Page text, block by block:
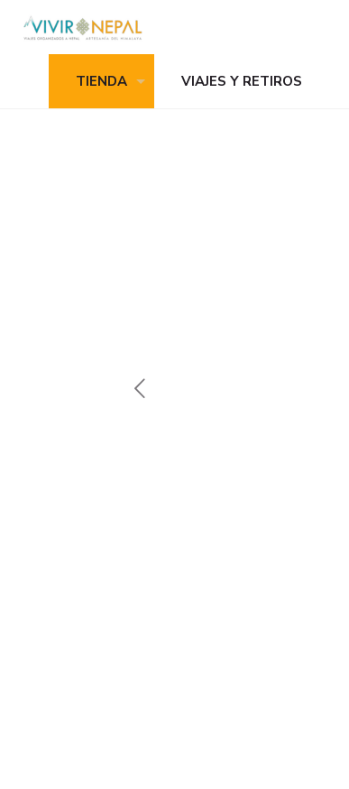
TIENDA VIAJES Y RETIROS